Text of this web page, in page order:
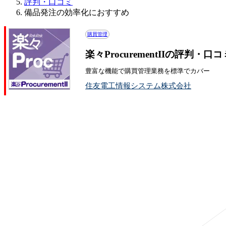
評判・口コミ
備品発注の効率化におすすめ
購買管理
楽々ProcurementIIの評判・口コ
豊富な機能で購買管理業務を標準でカバー
住友電工情報システム株式会社